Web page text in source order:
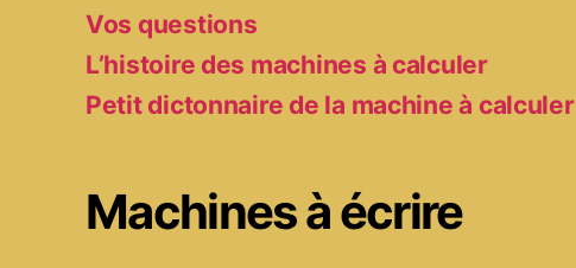
Vos questions
L’histoire des machines à calculer
Petit dictonnaire de la machine à calculer
Machines à écrire